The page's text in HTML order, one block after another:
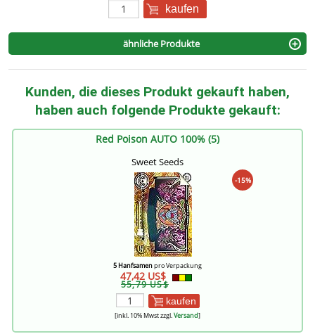
kaufen
ähnliche Produkte
Kunden, die dieses Produkt gekauft haben,
haben auch folgende Produkte gekauft:
Red Poison AUTO 100% (5)
Sweet Seeds
-15%
5 Hanfsamenpro Verpackung
47,42 US$
55,79 US$
kaufen
[inkl. 10% Mwst zzgl.Versand]